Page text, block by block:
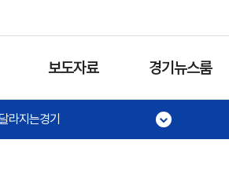
보도자료 경기뉴스룸
달라지는경기